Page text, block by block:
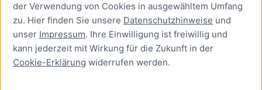
der Verwendung von Cookies in ausgewähltem Umfang
zu. Hier finden Sie unsere Datenschutzhinweise und
unser Impressum. Ihre Einwilligung ist freiwillig und
kann jederzeit mit Wirkung für die Zukunft in der
Cookie-Erklärung widerrufen werden.
Newsletter Lübeck:kompakt
Kontakt
Kontakt